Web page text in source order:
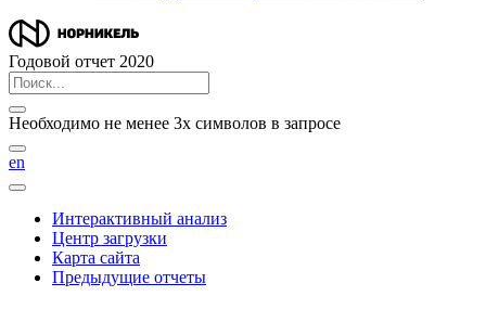
Годовой отчет 2020
Необходимо не менее 3х символов в запросе
en
Интерактивный анализ
Центр загрузки
Карта сайта
Предыдущие отчеты